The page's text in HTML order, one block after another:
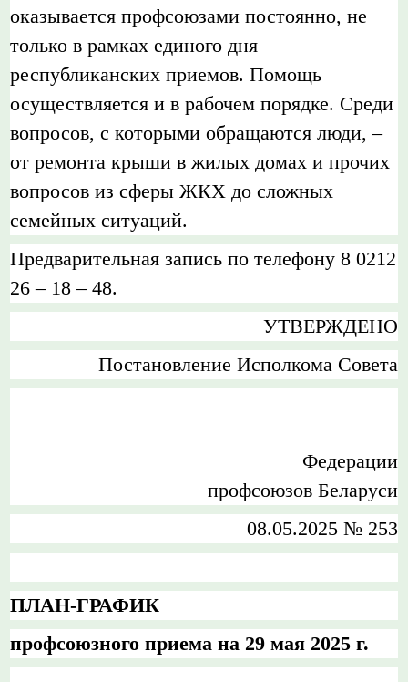
оказывается профсоюзами постоянно, не
только в рамках единого дня
республиканских приемов. Помощь
осуществляется и в рабочем порядке. Среди
вопросов, с которыми обращаются люди, –
от ремонта крыши в жилых домах и прочих
вопросов из сферы ЖКХ до сложных
семейных ситуаций.
Предварительная запись по телефону 8 0212
26 – 18 – 48.
УТВЕРЖДЕНО
Постановление Исполкома Совета
Федерации
профсоюзов Беларуси
08.05.2025 № 253
ПЛАН-ГРАФИК
профсоюзного приема на 29 мая 2025 г.